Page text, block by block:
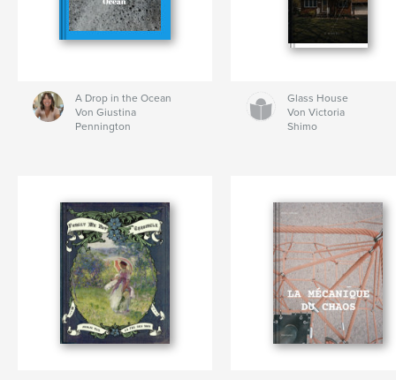
A Drop in the Ocean
Von Giustina
Pennington
Glass House
Von Victoria
Shimo